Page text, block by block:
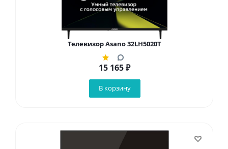
Телевизор Asano 32LH5020T
15 165₽
В корзину